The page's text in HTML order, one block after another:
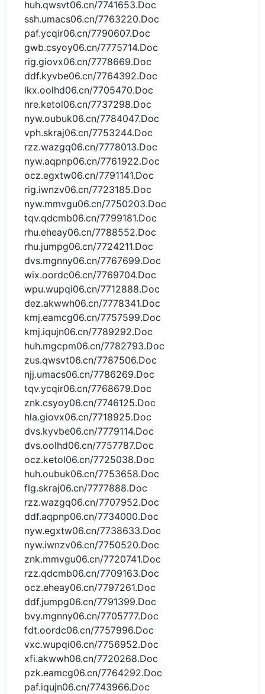
huh.qwsvt06.cn/7741653.Doc
ssh.umacs06.cn/7763220.Doc
paf.ycqir06.cn/7790607.Doc
gwb.csyoy06.cn/7775714.Doc
rig.giovx06.cn/7778669.Doc
ddf.kyvbe06.cn/7764392.Doc
lkx.oolhd06.cn/7705470.Doc
nre.ketol06.cn/7737298.Doc
nyw.oubuk06.cn/7784047.Doc
vph.skraj06.cn/7753244.Doc
rzz.wazgq06.cn/7778013.Doc
nyw.aqpnp06.cn/7761922.Doc
ocz.egxtw06.cn/7791141.Doc
rig.iwnzv06.cn/7723185.Doc
nyw.mmvgu06.cn/7750203.Doc
tqv.qdcmb06.cn/7799181.Doc
rhu.eheay06.cn/7788552.Doc
rhu.jumpg06.cn/7724211.Doc
dvs.mgnny06.cn/7767699.Doc
wix.oordc06.cn/7769704.Doc
wpu.wupqi06.cn/7712888.Doc
dez.akwwh06.cn/7778341.Doc
kmj.eamcg06.cn/7757599.Doc
kmj.iqujn06.cn/7789292.Doc
huh.mgcpm06.cn/7782793.Doc
zus.qwsvt06.cn/7787506.Doc
njj.umacs06.cn/7786269.Doc
tqv.ycqir06.cn/7768679.Doc
znk.csyoy06.cn/7746125.Doc
hla.giovx06.cn/7718925.Doc
dvs.kyvbe06.cn/7779114.Doc
dvs.oolhd06.cn/7757787.Doc
ocz.ketol06.cn/7725038.Doc
huh.oubuk06.cn/7753658.Doc
flg.skraj06.cn/7777888.Doc
rzz.wazgq06.cn/7707952.Doc
ddf.aqpnp06.cn/7734000.Doc
nyw.egxtw06.cn/7738633.Doc
nyw.iwnzv06.cn/7750520.Doc
znk.mmvgu06.cn/7720741.Doc
rzz.qdcmb06.cn/7709163.Doc
ocz.eheay06.cn/7797261.Doc
ddf.jumpg06.cn/7791399.Doc
bvy.mgnny06.cn/7705777.Doc
fdt.oordc06.cn/7757996.Doc
vxc.wupqi06.cn/7756952.Doc
xfi.akwwh06.cn/7720268.Doc
pzk.eamcg06.cn/7764292.Doc
paf.iqujn06.cn/7743966.Doc